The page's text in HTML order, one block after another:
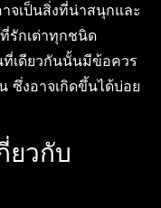
จเป็นสิ่งที่น่าสนุกและ
รักเต่าทุกชนิด
ที่เดียวกันนั้นมีข้อควร
ซึ่งอาจเกิดขึ้นได้บ่อย
ยวกับ